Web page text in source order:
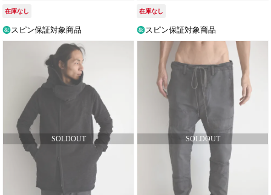
在庫なし
スピン保証対象商品
在庫なし
スピン保証対象商品